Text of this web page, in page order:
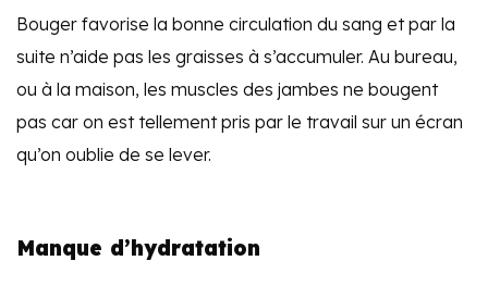
Bouger favorise la bonne circulation du sang et par la
suite n’aide pas les graisses à s’accumuler. Au bureau,
ou à la maison, les muscles des jambes ne bougent
pas car on est tellement pris par le travail sur un écran
qu’on oublie de se lever.
Manque d’hydratation